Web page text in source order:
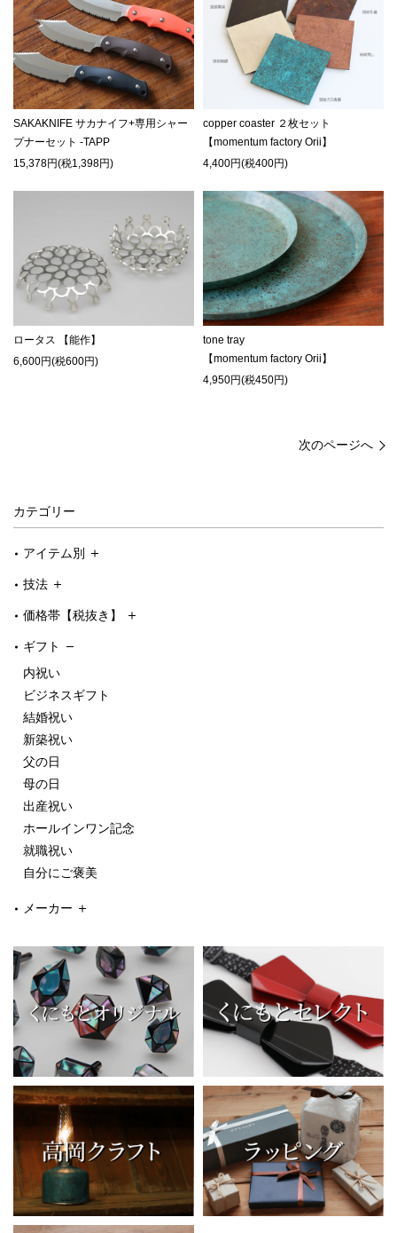
SAKAKNIFE サカナイフ+専用シャー
プナーセット -TAPP
15,378円(税1,398円)
copper coaster ２枚セット
【momentum factory Orii】
4,400円(税400円)
ロータス 【能作】
6,600円(税600円)
tone tray
【momentum factory Orii】
4,950円(税450円)
次のページへ
カテゴリー
アイテム別
技法
価格帯【税抜き】
ギフト
内祝い
ビジネスギフト
結婚祝い
新築祝い
父の日
母の日
出産祝い
ホールインワン記念
就職祝い
自分にご褒美
メーカー